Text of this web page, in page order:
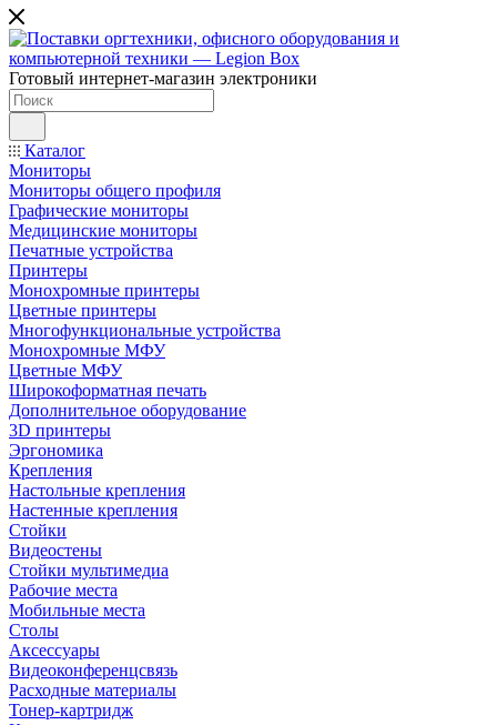
Готовый интернет-магазин электроники
Каталог
Мониторы
Мониторы общего профиля
Графические мониторы
Медицинские мониторы
Печатные устройства
Принтеры
Моноxромныe принтеры
Цвeтныe принтеры
Многофункциональные устройства
Монохромные МФУ
Цветные МФУ
Широкоформатная печать
Дополнительное оборудование
3D принтеры
Эргономика
Крепления
Настольные крепления
Настенные крепления
Стойки
Видеостены
Стойки мультимедиа
Рабочие места
Мобильные места
Столы
Аксессуары
Видеоконференцсвязь
Расходные материалы
Тонер-картридж